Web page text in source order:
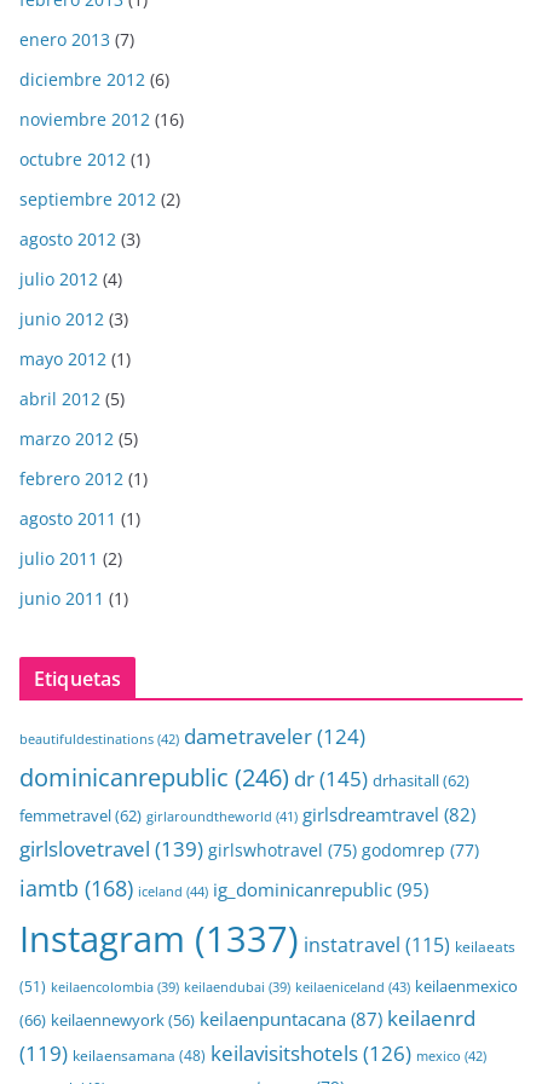
enero 2013 (7)
diciembre 2012 (6)
noviembre 2012 (16)
octubre 2012 (1)
septiembre 2012 (2)
agosto 2012 (3)
julio 2012 (4)
junio 2012 (3)
mayo 2012 (1)
abril 2012 (5)
marzo 2012 (5)
febrero 2012 (1)
agosto 2011 (1)
julio 2011 (2)
junio 2011 (1)
Etiquetas
beautifuldestinations (42) dametraveler(124)
dominicanrepublic (246) dr(145) drhasitall(62)
femmetravel(62) girlaroundtheworld (41) girlsdreamtravel (82)
girlslovetravel (139) girlswhotravel (75) godomrep (77)
iamtb (168) iceland (44) ig_dominicanrepublic (95)
Instagram (1337) instatravel (115) keilaeats
(51) keilaencolombia (39) keilaendubai (39) keilaeniceland (43) keilaenmexico
(66) keilaennewyork(56) keilaenpuntacana (87) keilaenrd
(119) keilaensamana (48) keilavisitshotels(126) mexico (42)